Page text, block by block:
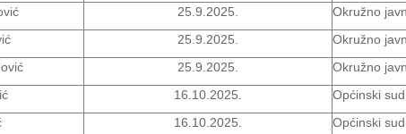
25.9.2025. Okružno
25.9.2025. Okružno
25.9.2025. Okružno
16.10.2025. Općinski
16.10.2025. Općinski